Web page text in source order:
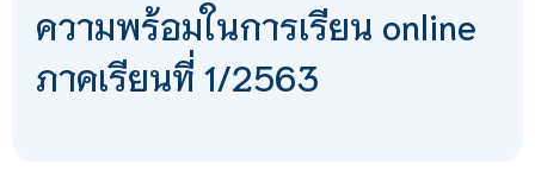
ความพร้อมในการเรียน online
ภาคเรียนที่ 1/2563